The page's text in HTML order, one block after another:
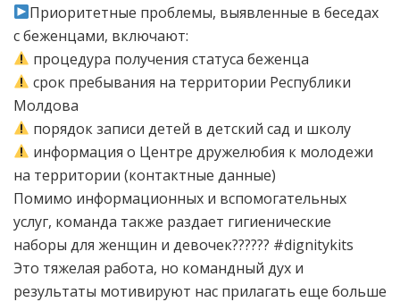
Приоритетные проблемы, выявленные в беседах
с беженцами, включают:
процедура получения статуса беженца
срок пребывания на территории Республики
Молдова
порядок записи детей в детский сад и школу
информация о Центре дружелюбия к молодежи
на территории (контактные данные)
Помимо информационных и вспомогательных
услуг, команда также раздает гигиенические
наборы для женщин и девочек??‍??‍?? #dignitykits
Это тяжелая работа, но командный дух и
результаты мотивируют нас прилагать еще больше